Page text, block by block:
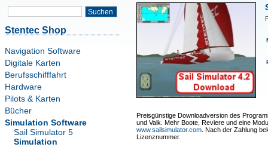
Suchen
Stentec Shop
Navigation Software
Digitale Karten
Berufsschifffahrt
Hardware
Pilots & Karten
Bücher
Simulation Software
Sail Simulator 5
Simulation
Preisgünstige Downloadversion des
und Valk. Mehr Boote, Reviere und eine
www.sailsimulator.com. Nach der Zahlung
Lizenznummer.